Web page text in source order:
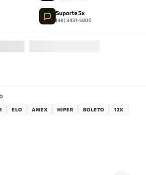
Suporte 5x
(48) 3431-5800
ELO AMEX HIPER BOLETO 12X